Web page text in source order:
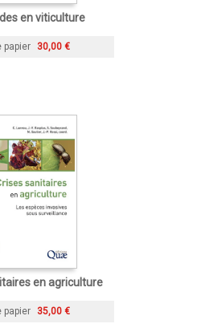
en viticulture
papier 30,00 €
en agriculture
papier 35,00 €